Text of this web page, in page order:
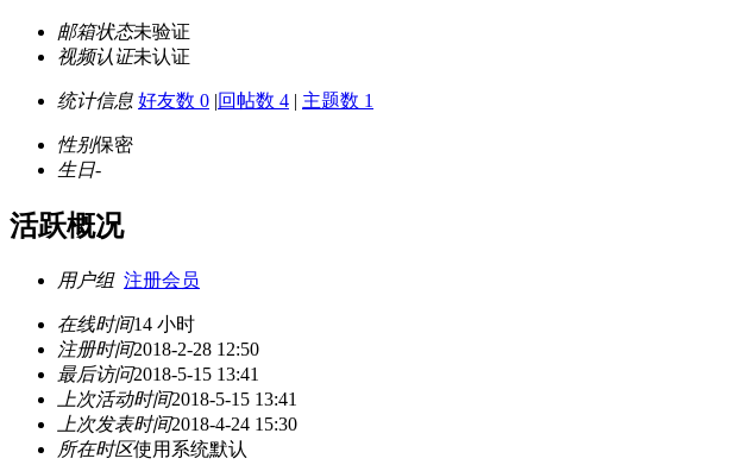
邮箱状态未验证
视频认证未认证
统计信息 好友数 0 |回帖数 4 | 主题数 1
性别保密
生日-
活跃概况
用户组 注册会员
在线时间14 小时
注册时间2018-2-28 12:50
最后访问2018-5-15 13:41
上次活动时间2018-5-15 13:41
上次发表时间2018-4-24 15:30
所在时区使用系统默认